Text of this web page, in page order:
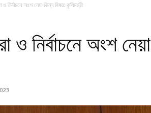
ও নির্বাচনে অংশ নেয়া ভিন্ন বিষয়: কৃষিমন্ত্রী
ও নির্বাচনে অংশ